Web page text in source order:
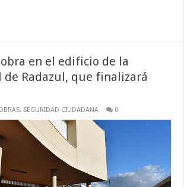
en el edificio de la
de Radazul, que finalizará
, SEGURIDAD CIUDADANA 0